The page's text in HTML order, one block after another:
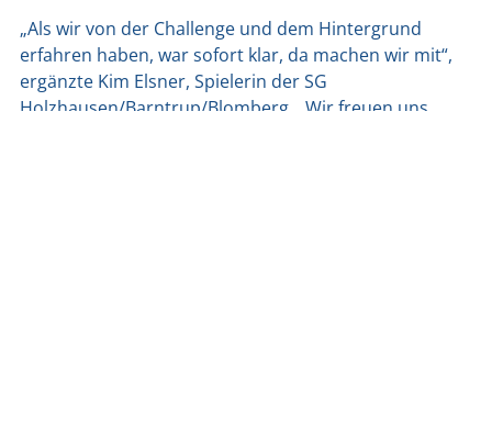
„Als wir von der Chall­enge und dem Hin­ter­grund
erfah­ren haben, war sofort klar, da machen wir mit“,
ergänz­te Kim Els­ner, Spie­le­rin der SG
Holzhausen/Barntrup/Blomberg. „Wir freu­en uns,